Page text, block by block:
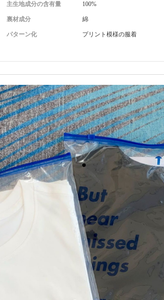
主生地成分の含有量 100%
裏材成分 綿
パターン化 プリント模様の服着